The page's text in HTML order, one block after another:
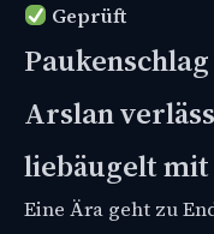
Geprüft
Arslan
liebäugelt
Eine Ära geht zu